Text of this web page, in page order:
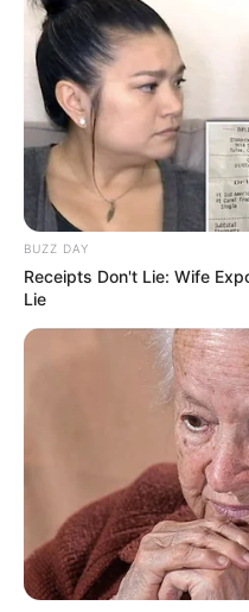
Les Meilleures cotes pour
Football sont ici
BUZZ DAY
Receipts Don't Lie: Wife
Lie